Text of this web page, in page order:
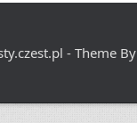
- Theme By